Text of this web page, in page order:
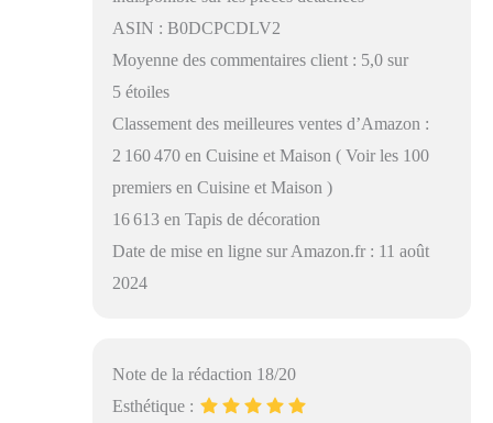
ASIN : B0DCPCDLV2
Moyenne des commentaires client : 5,0 sur
5 étoiles
Classement des meilleures ventes d’Amazon :
2 160 470 en Cuisine et Maison ( Voir les 100
premiers en Cuisine et Maison )
16 613 en Tapis de décoration
Date de mise en ligne sur Amazon.fr : 11 août
2024
Note de la rédaction 18/20
Esthétique :